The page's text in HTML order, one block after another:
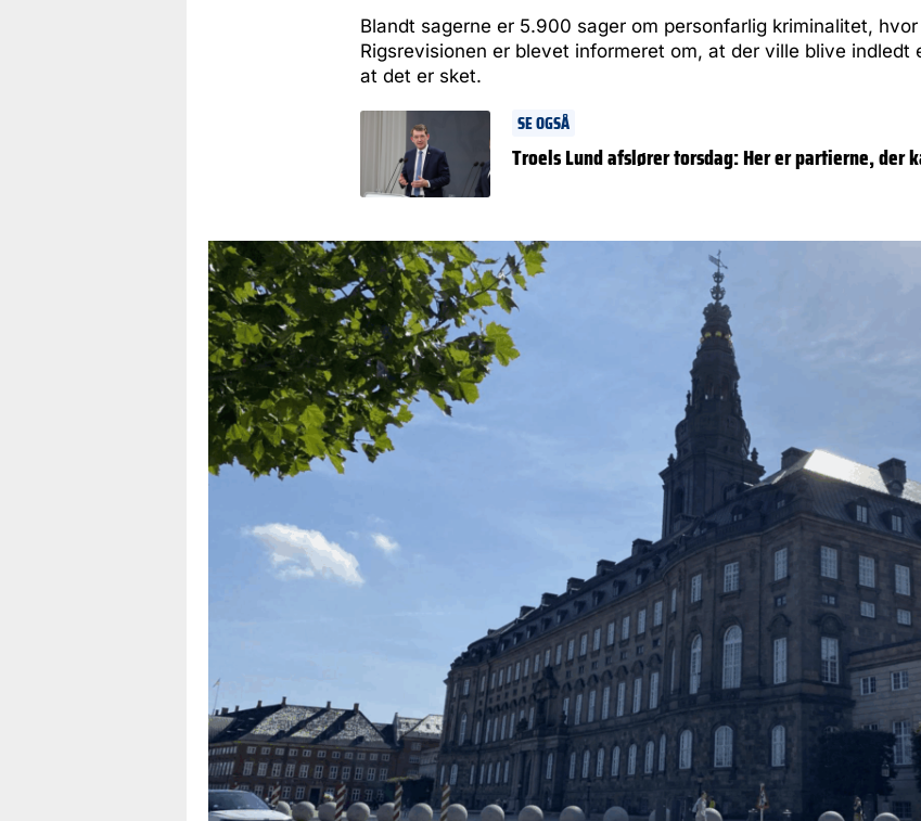
Blandt sagerne er 5.900 sager om personfarlig kriminalitet,
Rigsrevisionen er blevet informeret om, at der ville blive indledt
at det er sket.
SE OGSÅ
Troels Lund afslører torsdag: Her er partierne, der